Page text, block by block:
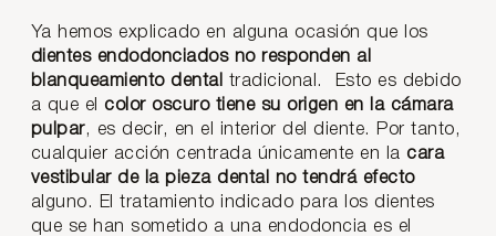
Ya hemos explicado en alguna ocasión que los
dientes endodonciados no responden al
blanqueamiento dental tradicional. Esto es debido
a que el color oscuro tiene su origen en la cámara
pulpar, es decir, en el interior del diente. Por tanto,
cualquier acción centrada únicamente en la cara
vestibular de la pieza dental no tendrá efecto
alguno. El tratamiento indicado para los dientes
que se han sometido a una endodoncia es el